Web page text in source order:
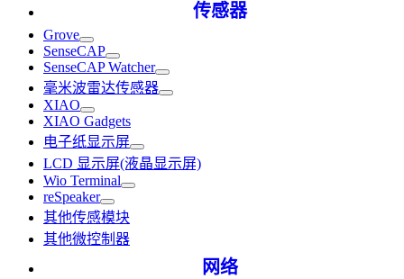
传感器
Grove
SenseCAP
SenseCAP Watcher
毫米波雷达传感器
XIAO
XIAO Gadgets
电子纸显示屏
LCD 显示屏(液晶显示屏)
Wio Terminal
reSpeaker
其他传感模块
其他微控制器
网络